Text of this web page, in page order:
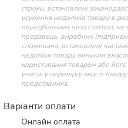
строки, встановлені
усунення недоліків товару в
передбачених цією статтею,
продавець, виробник
споживача, встановлені
недоліки товару виникли
користування товаром або
участь у перевірці якості
представника.
Варіанти оплати
Онлайн оплата